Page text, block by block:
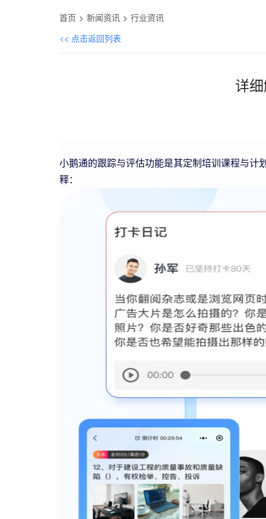
首页 新闻资讯
行业资讯
<< 点击返回列表
详
小鹅通的跟踪与评估功能是其定制培训课程与计
释：